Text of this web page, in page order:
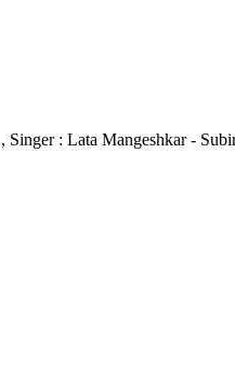
: Lata Mangeshkar -